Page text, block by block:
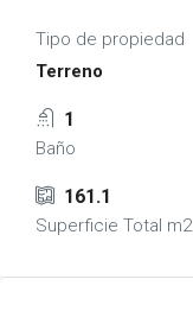
Tipo de propiedad
Terreno
1
Baño
161.1
Superficie Total m2